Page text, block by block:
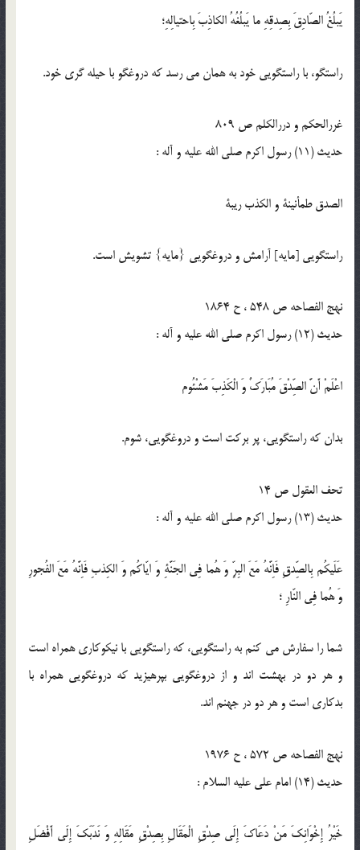
يَبلُغُ الصّادِقَ بِصِدقِهِ ما يَبلُغُهُ الكاذِبَ بِاحتيالِهِ؛
راستگو، با راستگويى خود به همان مى رسد كه دروغگو با حيله گرى خود.
غررالحکم و دررالکلم ص 809
حدیث (11) رسول اكرم صلى الله عليه و آله :
الصدق طمأنينة و الكذب ريبة
راستگويى [مايه] آرامش و دروغگويى {مايه} تشويش است.
نهج الفصاحه ص 548 ، ح 1864
حدیث (12) رسول اكرم صلى الله عليه و آله :
اعْلَمْ أَنَّ الصِّدْقَ مُبَارَكٌ وَ الْكَذِبَ مَشْئُوم‏
بدان كه راستگويى، پر بركت است و دروغگويى، شوم.
تحف العقول ص 14
حدیث (13) رسول اكرم صلى الله عليه و آله :
عَلَيكُم بِالصِّدقِ فَاِنَّهُ مَعَ البِرِّ وَ هُما فِى الجَنَّةِ وَ ايّاكُم وَ الكِذبِ فَاِنَّهُ مَعَ الفُجورِ
وَ هُما فِى النّارِ ؛
شما را سفارش مى كنم به راستگويى، كه راستگويى با نيكوكارى همراه است
و هر دو در بهشت اند و از دروغگويى بپرهيزيد كه دروغگويى همراه با
بدكارى است و هر دو در جهنم اند.
نهج الفصاحه ص 572 ، ح 1976
حدیث (14) امام على عليه السلام :
خَيْرُ إِخْوَانِكَ مَنْ دَعَاكَ إِلَى صِدْقِ الْمَقَالِ بِصِدْقِ مَقَالِهِ وَ نَدَبَكَ إِلَى أَفْضَلِ